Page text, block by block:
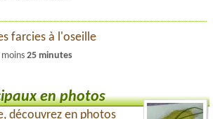
farcies à l'oseille
25 minutes
en photos
découvrez en photos